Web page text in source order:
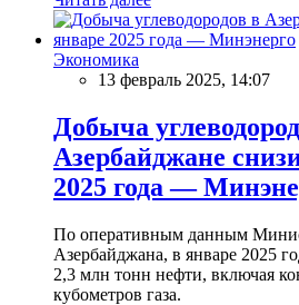
Экономика
13 февраль 2025, 14:07
Добыча
Азербайджане
2025 года —
По оперативным данным
Азербайджана, в январе 2025
2,3 млн тонн нефти, включая
кубометров газа.